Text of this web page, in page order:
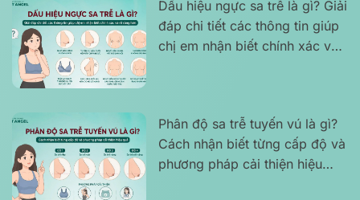
Dấu hiệu ngực sa trễ là gì? Giải
đáp chi tiết các thông tin giúp
chị em nhận biết chính xác và
Phân độ sa trễ tuyến vú là gì?
Cách nhận biết từng cấp độ và
phương pháp cải thiện hiệu